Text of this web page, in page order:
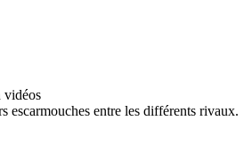
escarmouches entre les différents rivaux.